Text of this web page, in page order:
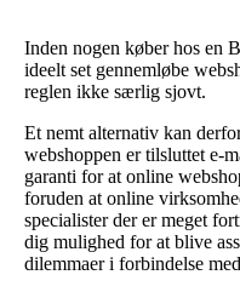
Inden nogen køber hos en
ideelt set gennemløbe
reglen ikke særlig sjovt.
Et nemt alternativ kan
webshoppen er tilsluttet e-
garanti for at online
foruden at online
specialister der er meget
dig mulighed for at blive
dilemmaer i forbindelse